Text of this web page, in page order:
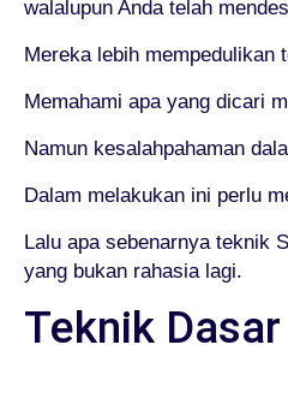
walalupun Anda telah
Mereka lebih mempedulikan
Memahami apa yang dicari
Namun kesalahpahaman
Dalam melakukan ini perlu
Lalu apa sebenarnya teknik
yang bukan rahasia lagi.
Teknik